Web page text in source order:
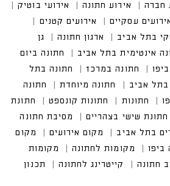
אירוע חתונה
אירועי בוטיק
עסקיים
חתונה ביום שישי בצהריים